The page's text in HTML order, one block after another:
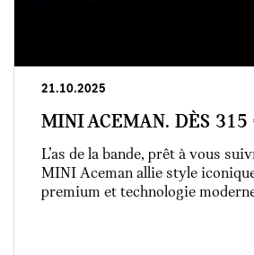
21.10.2025
MINI ACEMAN. DÈS 315
L’as de la bande, prêt à vous
MINI Aceman allie style
premium et technologie